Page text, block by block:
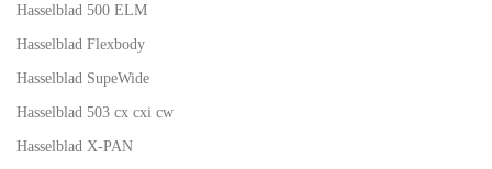
Hasselblad 500 ELM
Hasselblad Flexbody
Hasselblad SupeWide
Hasselblad 503 cx cxi cw
Hasselblad X-PAN